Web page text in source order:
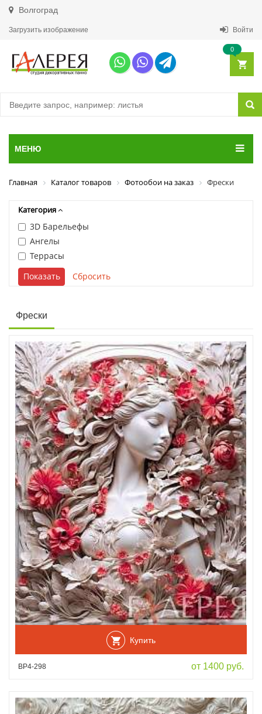
Волгоград
Загрузить изображение Войти
0
МЕНЮ
Главная Каталог товаров Фотообои на заказ Фрески
Категория
3D Барельефы
Ангелы
Террасы
Фрески
Купить
ВР4-298 от 1400 руб.